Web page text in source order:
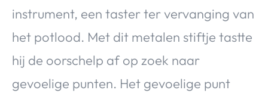
instrument, een taster ter vervanging van
het potlood. Met dit metalen stiftje tastte
hij de oorschelp af op zoek naar
gevoelige punten. Het gevoelige punt